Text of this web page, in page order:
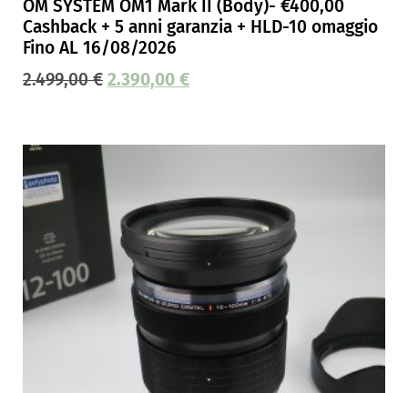
OM SYSTEM OM1 Mark II (Body)- €400,00
Cashback + 5 anni garanzia + HLD-10 omaggio
Fino AL 16/08/2026
2.499,00€ 2.390,00 €